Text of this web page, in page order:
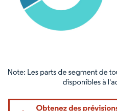
Image © Mordor Intelligence. La